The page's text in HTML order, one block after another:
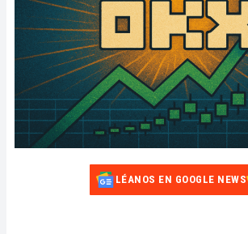
LÉANOS EN GOOGLE NEWS